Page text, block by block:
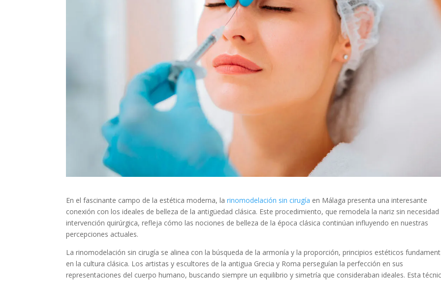
En el fascinante campo de la estética moderna, larinomodelación sin cirugía en Málaga presenta una interesante
conexión con los ideales de belleza de la antigüedad clásica. Este procedimiento, que remodela la nariz sin necesidad
intervención quirúrgica, refleja cómo las nociones de belleza de la época clásica continúan influyendo en nuestras
percepciones actuales.
La rinomodelación sin cirugía se alinea con la búsqueda de la armonía y la proporción, principios estéticos
en la cultura clásica. Los artistas y escultores de la antigua Grecia y Roma perseguían la perfección en sus
representaciones del cuerpo humano, buscando siempre un equilibrio y simetría que consideraban ideales. Esta